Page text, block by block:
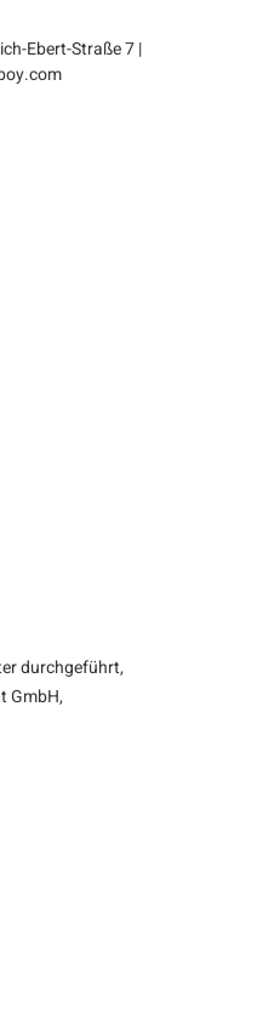
Ebert-Straße 7 |
durchgeführt,
GmbH,